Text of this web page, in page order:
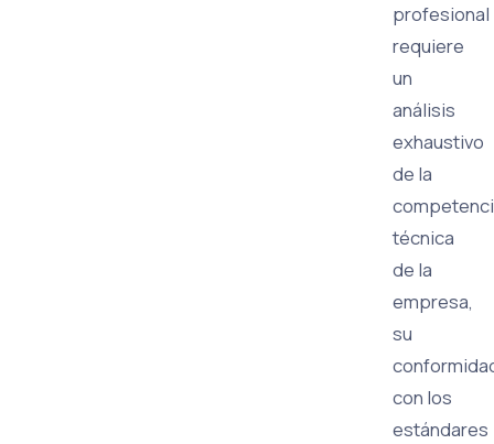
profesional
requiere
un
análisis
exhaustivo
de la
técnica
de la
empresa,
su
con los
estándares